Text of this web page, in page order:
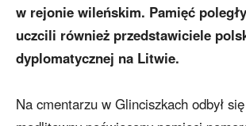
w rejonie wileńskim. Pamięć
uczcili również przedstawiciele
dyplomatycznej na Litwie.
Na cmentarzu w Glinciszkach odbył